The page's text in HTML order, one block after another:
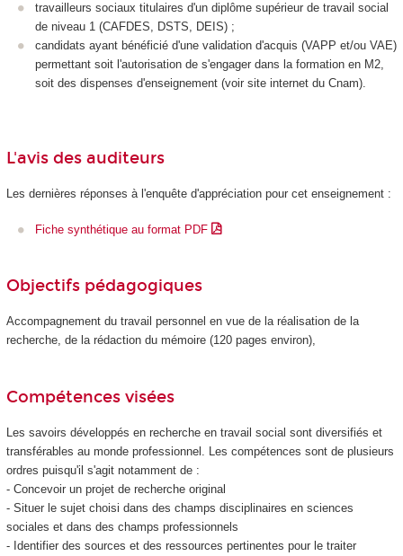
travailleurs sociaux titulaires d'un diplôme supérieur de travail social
de niveau 1 (CAFDES, DSTS, DEIS) ;
candidats ayant bénéficié d'une validation d'acquis (VAPP et/ou VAE)
permettant soit l'autorisation de s'engager dans la formation en M2,
soit des dispenses d'enseignement (voir site internet du Cnam).
L'avis des auditeurs
Les dernières réponses à l'enquête d'appréciation pour cet enseignement :
Fiche synthétique au format PDF
Objectifs pédagogiques
Accompagnement du travail personnel en vue de la réalisation de la
recherche, de la rédaction du mémoire (120 pages environ),
Compétences visées
Les savoirs développés en recherche en travail social sont diversifiés et
transférables au monde professionnel. Les compétences sont de plusieurs
ordres puisqu'il s'agit notamment de :
- Concevoir un projet de recherche original
- Situer le sujet choisi dans des champs disciplinaires en sciences
sociales et dans des champs professionnels
- Identifier des sources et des ressources pertinentes pour le traiter